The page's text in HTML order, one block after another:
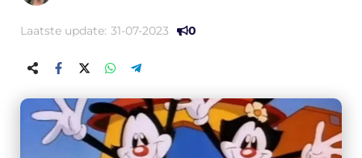
Laatste update: 31-07-2023 0